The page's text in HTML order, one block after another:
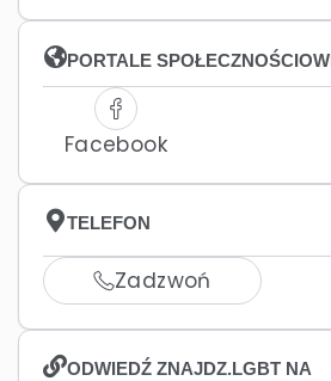
PORTALE
Facebook
TELEFON
Zadzwoń
ODWIEDŹ ZNAJDZ.LGBT NA